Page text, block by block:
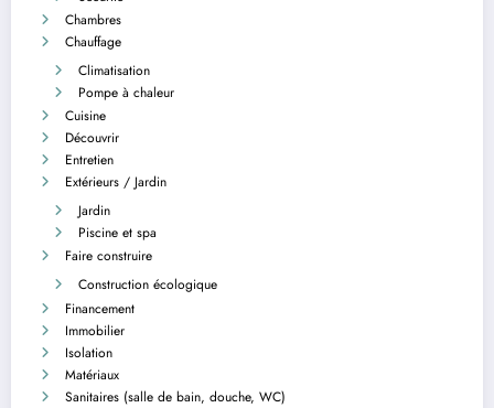
Chambres
Chauffage
Climatisation
Pompe à chaleur
Cuisine
Découvrir
Entretien
Extérieurs / Jardin
Jardin
Piscine et spa
Faire construire
Construction écologique
Financement
Immobilier
Isolation
Matériaux
Sanitaires (salle de bain, douche, WC)